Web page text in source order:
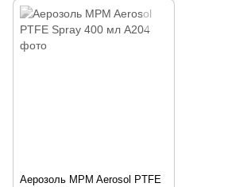
Аерозоль MPM Aerosol PTFE